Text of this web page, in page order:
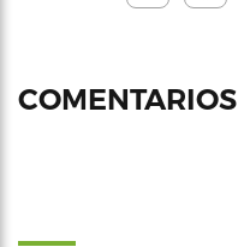
COMENTARIOS